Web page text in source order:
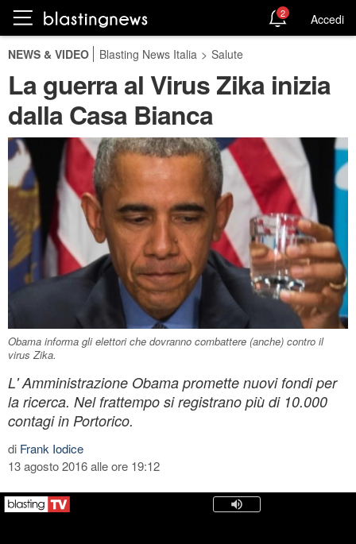
2 Accedi
NEWS & VIDEO Blasting News Italia > Salute
La guerra al Virus Zika inizia
dalla Casa Bianca
Obama informa gli elettori che dovranno combattere (anche) contro il
virus Zika.
L' Amministrazione Obama promette nuovi fondi per
la ricerca. Nel frattempo si registrano più di 10.000
contagi in Portorico.
di Frank Iodice
13 agosto 2016 alle ore 19:12